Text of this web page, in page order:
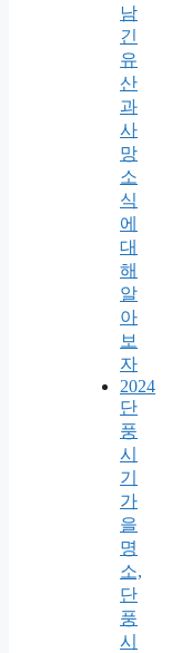
남
긴
유
산
과
사
망
소
식
에
대
해
알
아
보
자
2024
단
풍
시
기
가
을
명
소,
단
풍
시